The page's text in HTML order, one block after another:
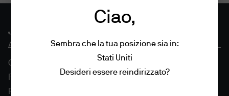
Condizioni di utilizzo
Politica in materia di privacy
Politica in materia di cookie
Ciao,
Sembra che la tua posizione sia in:
Stati Uniti
Desideri essere reindirizzato?